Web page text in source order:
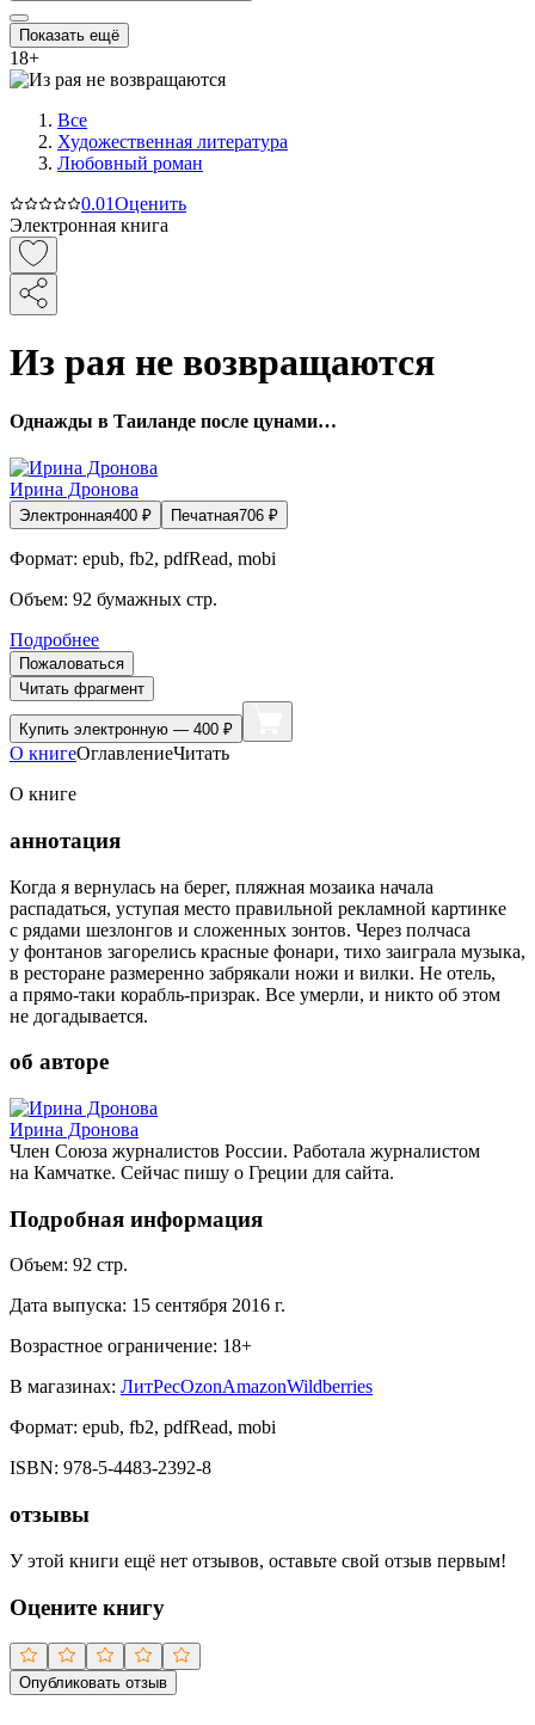
Показать ещё
18+
Все
Художественная литература
Любовный роман
0.01Оценить
Электронная книга
Из рая не возвращаются
Однажды в Таиланде после цунами…
Ирина Дронова
Электронная400 ₽ Печатная706 ₽
Формат: epub, fb2, pdfRead, mobi
Объем: 92 бумажных стр.
Подробнее
Пожаловаться
Читать фрагмент
Купить электронную — 400 ₽
О книгеОглавлениеЧитать
О книге
аннотация
Когда я вернулась на берег, пляжная мозаика начала
распадаться, уступая место правильной рекламной картинке
с рядами шезлонгов и сложенных зонтов. Через полчаса
у фонтанов загорелись красные фонари, тихо заиграла музыка,
в ресторане размеренно забрякали ножи и вилки. Не отель,
а прямо-таки корабль-призрак. Все умерли, и никто об этом
не догадывается.
об авторе
Ирина Дронова
Член Союза журналистов России. Работала журналистом
на Камчатке. Сейчас пишу о Греции для сайта.
Подробная информация
Объем: 92 стр.
Дата выпуска: 15 сентября 2016 г.
Возрастное ограничение: 18+
В магазинах: ЛитРесOzonAmazonWildberries
Формат: epub, fb2, pdfRead, mobi
ISBN: 978-5-4483-2392-8
отзывы
У этой книги ещё нет отзывов, оставьте свой отзыв первым!
Оцените книгу
Опубликовать отзыв